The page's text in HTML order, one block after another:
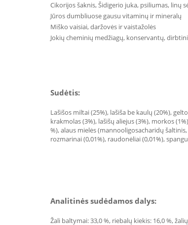
Cikorijos šaknis, Šidigerio juka, psiliumas, linų
Jūros dumbliuose gausu vitaminų ir mineralų
Miško vaisiai, daržovės ir vaistažolės
Jokių cheminių medžiagų, konservantų,
Sudėtis:
Lašišos miltai (25%), lašiša be kaulų (20%),
krakmolas (3%), lašišų aliejus (3%), morkos
%), alaus mielės (mannooligosacharidų
rozmarinai (0,01%), raudonėliai (0,01%),
Analitinės sudėdamos dalys:
Žali baltymai: 33,0 %, riebalų kiekis: 16,0 %,